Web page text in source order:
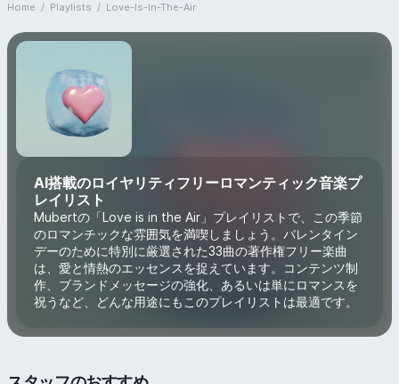
Home / Playlists / Love-Is-In-The-Air
AI搭載のロイヤリティフリーロマンティック音楽プ
レイリスト
Mubertの「Love is in the Air」プレイリストで、この季節
のロマンチックな雰囲気を満喫しましょう。バレンタイン
デーのために特別に厳選された33曲の著作権フリー楽曲
は、愛と情熱のエッセンスを捉えています。コンテンツ制
作、ブランドメッセージの強化、あるいは単にロマンスを
祝うなど、どんな用途にもこのプレイリストは最適です。